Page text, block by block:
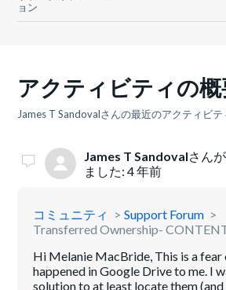
ョン
アクティビティの概
James T Sandovalさんの最近のアクティビテ
James T Sandovalさん
ました:4 年前
コミュニティ
Support Forum
Transferred Ownership-
Hi Melanie MacBride, This is a fear
happened in Google Drive to me. I
solution to at least locate them